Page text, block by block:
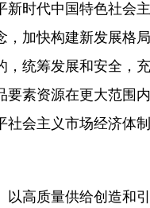
新时代中国特色社
，加快构建新发展格
，统筹发展和安全，
要素资源在更大范围
会主义市场经济体制
高质量供给创造和